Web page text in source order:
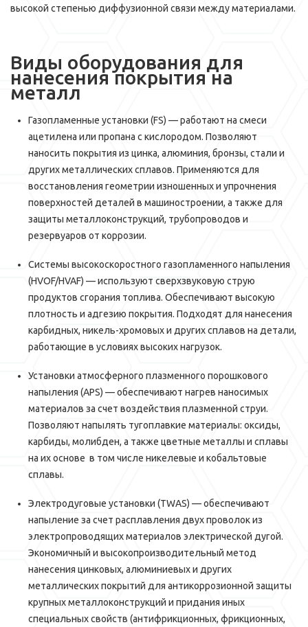
высокой степенью диффузионной связи между материалами.
Виды оборудования для
нанесения покрытия на
металл
Газопламенные установки (FS) — работают на смеси
ацетилена или пропана с кислородом. Позволяют
наносить покрытия из цинка, алюминия, бронзы, стали и
других металлических сплавов. Применяются для
восстановления геометрии изношенных и упрочнения
поверхностей деталей в машиностроении, а также для
защиты металлоконструкций, трубопроводов и
резервуаров от коррозии.
Системы высокоскоростного газопламенного напыления
(HVOF/HVAF) — используют сверхзвуковую струю
продуктов сгорания топлива. Обеспечивают высокую
плотность и адгезию покрытия. Подходят для нанесения
карбидных, никель-хромовых и других сплавов на детали,
работающие в условиях высоких нагрузок.
Установки атмосферного плазменного порошкового
напыления (APS) — обеспечивают нагрев наносимых
материалов за счет воздействия плазменной струи.
Позволяют напылять тугоплавкие материалы: оксиды,
карбиды, молибден, а также цветные металлы и сплавы
на их основе в том числе никелевые и кобальтовые
сплавы.
Электродуговые установки (TWAS) — обеспечивают
напыление за счет расплавления двух проволок из
электропроводящих материалов электрической дугой.
Экономичный и высокопроизводительный метод
нанесения цинковых, алюминиевых и других
металлических покрытий для антикоррозионной защиты
крупных металлоконструкций и придания иных
специальных свойств (антифрикционных, фрикционных,